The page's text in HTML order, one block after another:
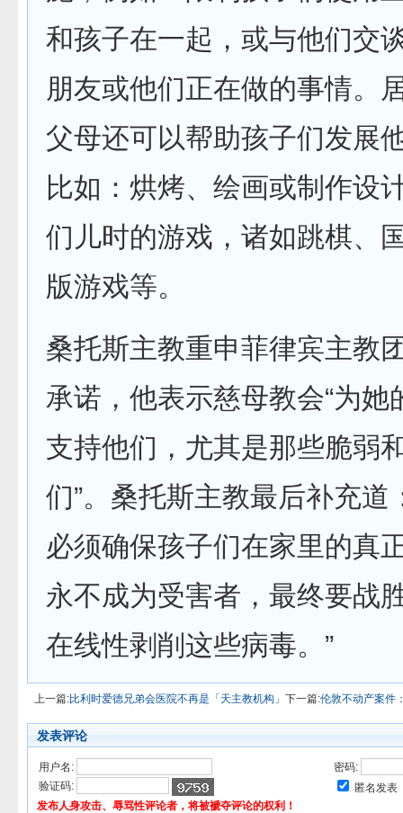
和孩子在一起，或与他们交
朋友或他们正在做的事情。
父母还可以帮助孩子们发展
比如：烘烤、绘画或制作设
们儿时的游戏，诸如跳棋、
版游戏等。
桑托斯主教重申菲律宾主教
承诺，他表示慈母教会“为她
支持他们，尤其是那些脆弱
们”。桑托斯主教最后补充道
必须确保孩子们在家里的真
永不成为受害者，最终要战
在线性剥削这些病毒。”
上一篇:比利时爱德兄弟会医院不再是「天主教机构」 下一篇:伦敦不动产案件
发表评论
用户名:
密码:
验证码:
匿名发表
发布人身攻击、辱骂性评论者，将被褫夺评论的权利！